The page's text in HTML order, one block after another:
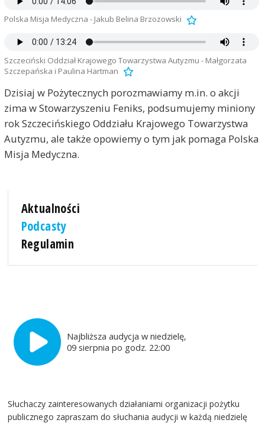
Polska Misja Medyczna - Jakub Belina Brzozowski
Szczeciński Oddział Krajowego Towarzystwa Autyzmu - Małgorzata
Szczepańska i Paulina Hartman
Dzisiaj w Pożytecznych porozmawiamy m.in. o akcji
zima w Stowarzyszeniu Feniks, podsumujemy miniony
rok Szczecińskiego Oddziału Krajowego Towarzystwa
Autyzmu, ale także opowiemy o tym jak pomaga Polska
Misja Medyczna.
Aktualności
Podcasty
Regulamin
Najbliższa audycja w niedzielę,
09 sierpnia po godz. 22:00
Słuchaczy zainteresowanych działaniami organizacji pożytku
publicznego zapraszam do słuchania audycji w każdą niedzielę